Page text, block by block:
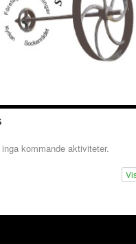
kommande aktiviteter.